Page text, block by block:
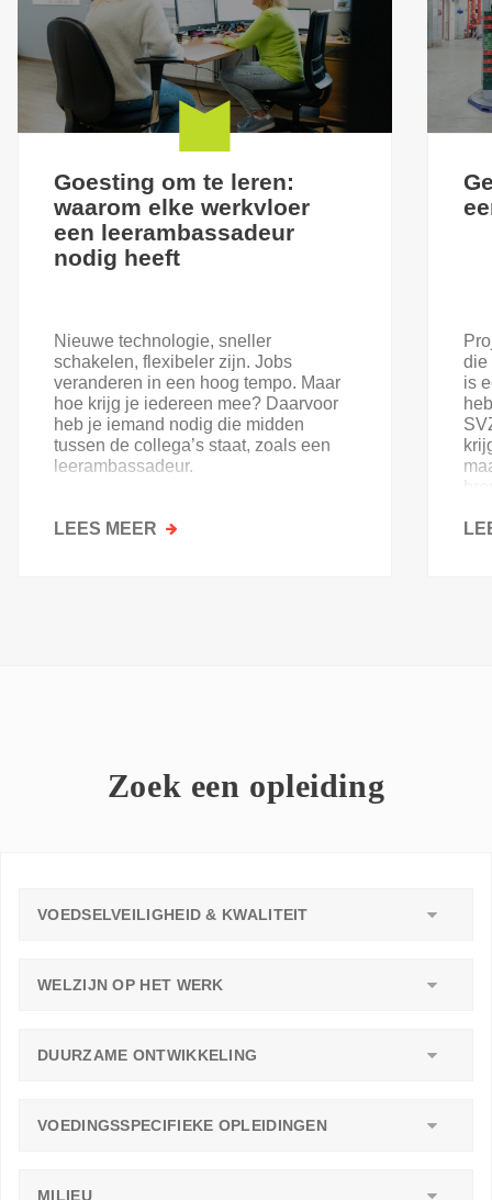
Goesting om te leren:
waarom elke werkvloer
een leerambassadeur
nodig heeft
Nieuwe technologie, sneller
schakelen, flexibeler zijn. Jobs
veranderen in een hoog tempo. Maar
hoe krijg je iedereen mee? Daarvoor
heb je iemand nodig die midden
tussen de collega’s staat, zoals een
leerambassadeur.
LEES MEER OVER
NODIG
die
is
Zoek een opleiding
VOEDSELVEILIGHEID & KWALITEIT
WELZIJN OP HET WERK
DUURZAME ONTWIKKELING
VOEDINGSSPECIFIEKE OPLEIDINGEN
MILIEU